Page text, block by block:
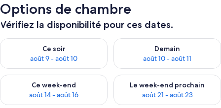
Options de chambre
Vérifiez la disponibilité pour ces dates.
Ce soir
août 9 - août 10
Vérifier la disponibilité pour ce soir août 9 - août 10
Demain
août 10 - août 11
Vérifier la disponibilité pour
Ce week-end
août 14 - août 16
Vérifier la disponibilité pour ce week-end août 14 - août 16
Le week-end prochain
août 21 - août 23
Vérifier la disponibilité pour